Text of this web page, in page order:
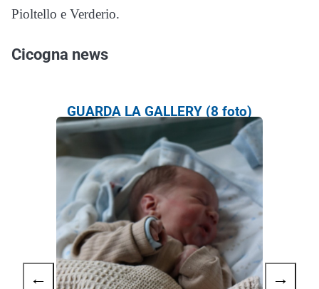
Pioltello e Verderio.
Cicogna news
GUARDA LA GALLERY (8 foto)
← →